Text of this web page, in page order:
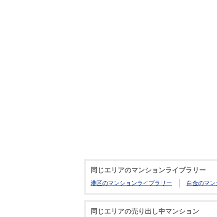
同じエリアのマンションライブラリー
港区のマンションライブラリー 白金のマン
同じエリアの売り出し中マンション